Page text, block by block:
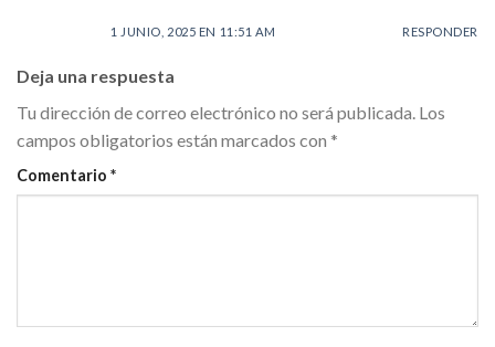
1 JUNIO, 2025 EN 11:51 AM RESPONDER
Deja una respuesta
Tu dirección de correo electrónico no será publicada. Los
campos obligatorios están marcados con *
Comentario *